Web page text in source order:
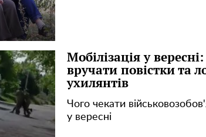
Мобілізація у
вручати повістки та
ухилянтів
Чого чекати
у вересні